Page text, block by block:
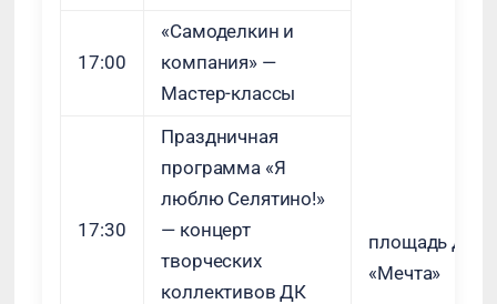
площадь ДК
«Мечта»
17:00
«Самоделкин и
компания» —
Мастер-классы
17:30
Праздничная
программа «Я
люблю Селятино!»
— концерт
творческих
коллективов ДК